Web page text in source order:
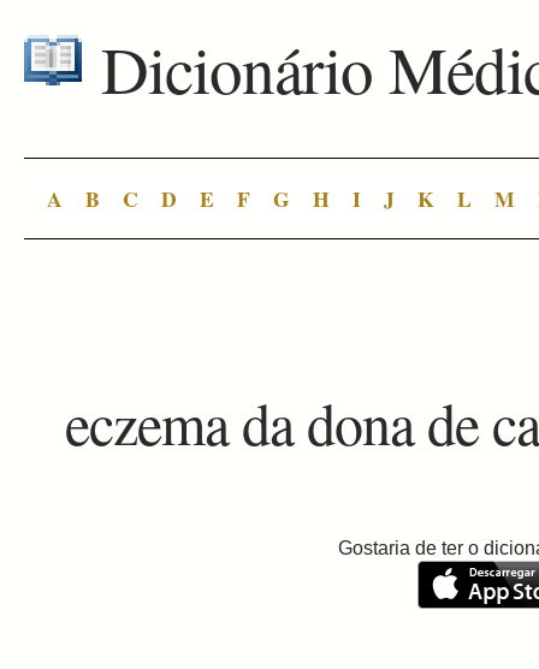
Dicionário
A B C D E F G H I J K L M
eczema da dona de
Gostaria de ter o